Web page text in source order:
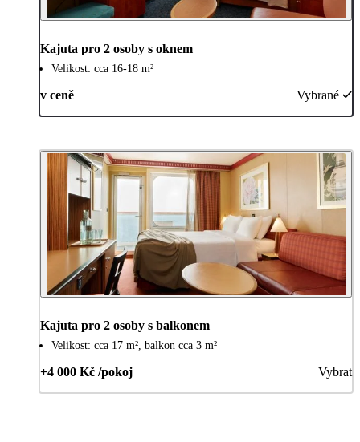
Kajuta pro 2 osoby s oknem
Velikost: cca 16-18 m²
v ceně Vybrané
Kajuta pro 2 osoby s balkonem
Velikost: cca 17 m², balkon cca 3 m²
+4 000 Kč /pokoj Vybrat